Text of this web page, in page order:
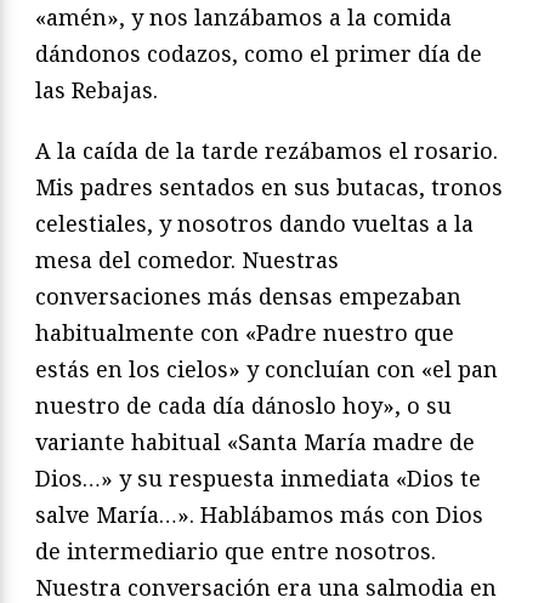
«amén», y nos lanzábamos a la comida
dándonos codazos, como el primer día de
las Rebajas.
A la caída de la tarde rezábamos el rosario.
Mis padres sentados en sus butacas, tronos
celestiales, y nosotros dando vueltas a la
mesa del comedor. Nuestras
conversaciones más densas empezaban
habitualmente con «Padre nuestro que
estás en los cielos» y concluían con «el pan
nuestro de cada día dánoslo hoy», o su
variante habitual «Santa María madre de
Dios…» y su respuesta inmediata «Dios te
salve María…». Hablábamos más con Dios
de intermediario que entre nosotros.
Nuestra conversación era una salmodia en